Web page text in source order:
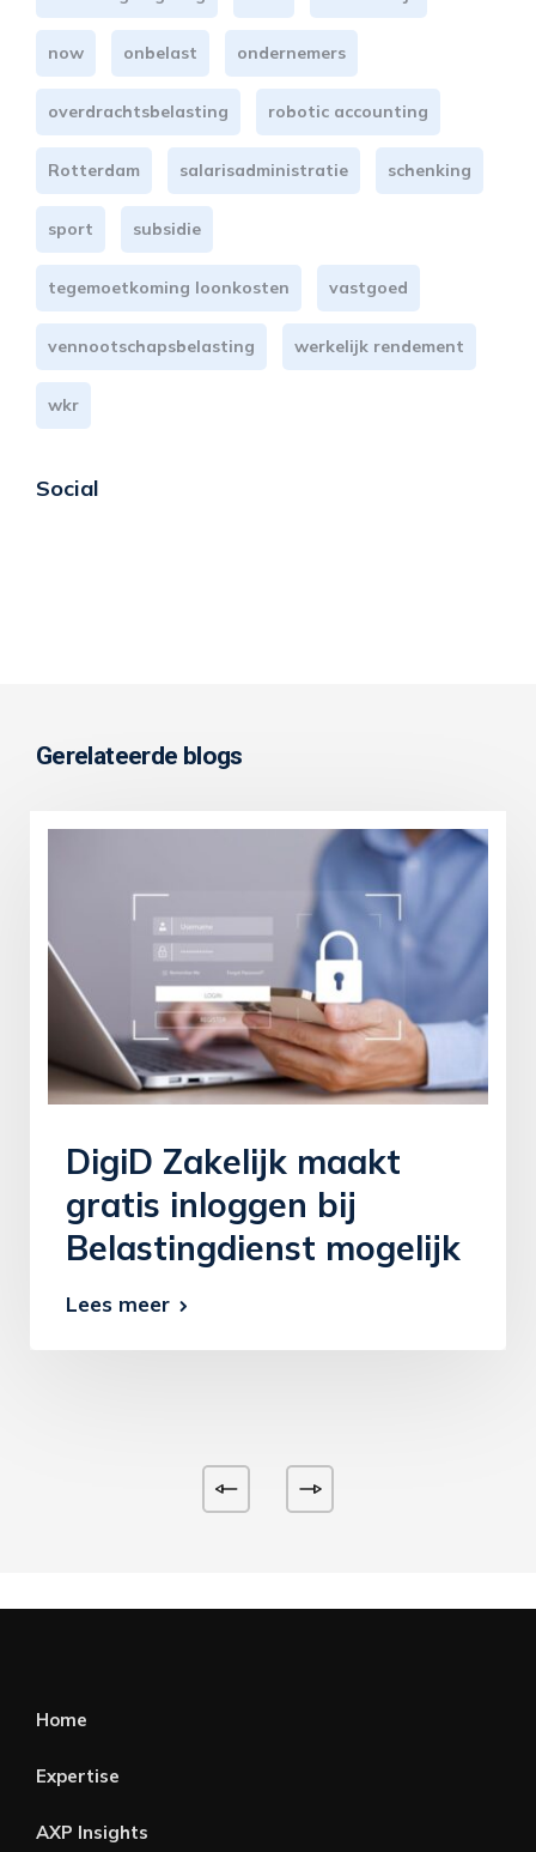
now onbelast ondernemers
overdrachtsbelasting robotic accounting
Rotterdam salarisadministratie schenking
sport subsidie
tegemoetkoming loonkosten vastgoed
vennootschapsbelasting werkelijk rendement
wkr
Social
Gerelateerde blogs
DigiD Zakelijk maakt
gratis inloggen bij
Belastingdienst mogelijk
Lees meer
Home
Expertise
AXP Insights